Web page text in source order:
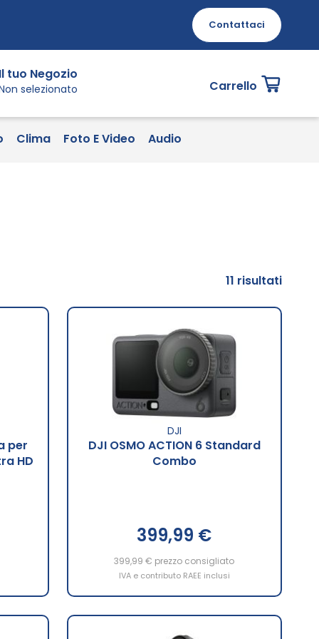
Contattaci
tuo Negozio
selezionato Carrello
Clima Foto E Video Audio
11 risultati
per
HD
DJI
DJI OSMO ACTION 6 Standard
Combo
399,99 €
399,99 € prezzo consigliato
IVA e contributo RAEE inclusi